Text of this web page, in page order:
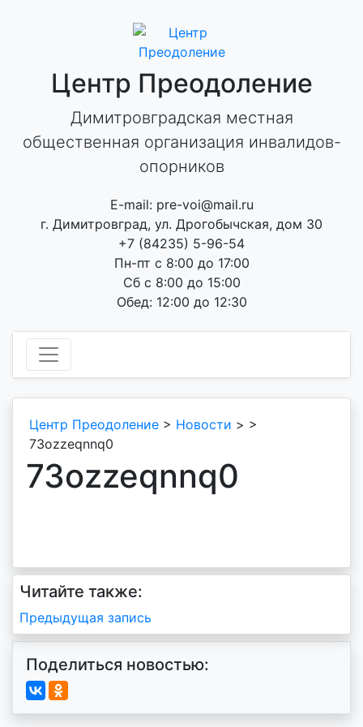
Центр Преодоление
Димитровградская местная
общественная организация инвалидов-
опорников
E-mail: pre-voi@mail.ru
г. Димитровград, ул. Дрогобычская, дом 30
+7 (84235) 5-96-54
Пн-пт с 8:00 до 17:00
Сб с 8:00 до 15:00
Обед: 12:00 до 12:30
Центр Преодоление > Новости > >
73ozzeqnnq0
73ozzeqnnq0
Читайте также:
Навигация
по
записям
Предыдущая запись
Поделиться новостью: